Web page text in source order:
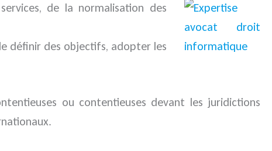
de la normalisation des
définir des objectifs, adopter les
ou contentieuses devant les juridictions